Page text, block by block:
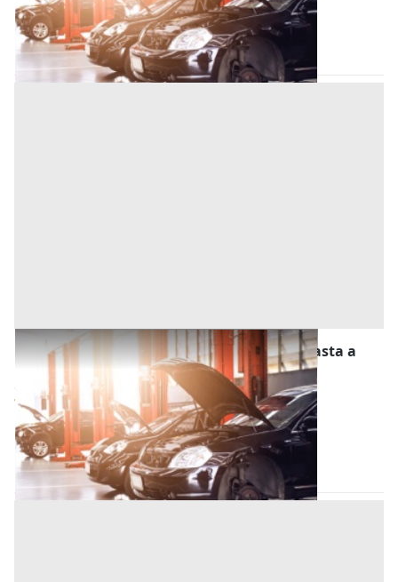
Campolongo Maggiore (Venezia)
Codice asta:090665e5
23/09/2026
Stalle, Scuderie, Rimesse, Autorimesse all'asta a
Campolongo Maggiore
Campolongo Maggiore (Venezia)
Offerta minima
7.200 € 9.000 €
Codice asta:ae581aec
23/09/2026